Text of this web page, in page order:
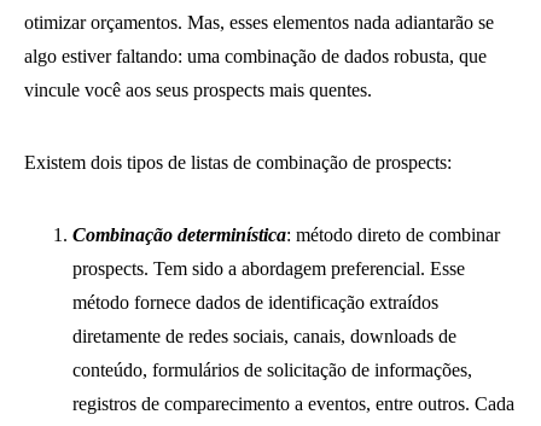
otimizar orçamentos. Mas, esses elementos nada adiantarão se
algo estiver faltando: uma combinação de dados robusta, que
vincule você aos seus prospects mais quentes.
Existem dois tipos de listas de combinação de prospects:
Combinação determinística: método direto de combinar
prospects. Tem sido a abordagem preferencial. Esse
método fornece dados de identificação extraídos
diretamente de redes sociais, canais, downloads de
conteúdo, formulários de solicitação de informações,
registros de comparecimento a eventos, entre outros. Cada